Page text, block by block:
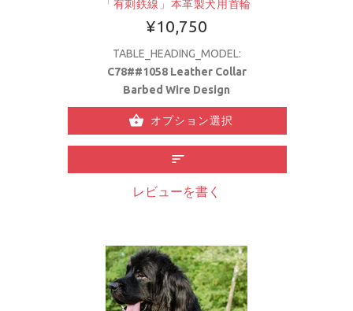
「有刺鉄線」本革製犬用首輪
¥10,750
TABLE_HEADING_MODEL:
C78##1058 Leather Collar
Barbed Wire Design
オプション選択
レビューを書く